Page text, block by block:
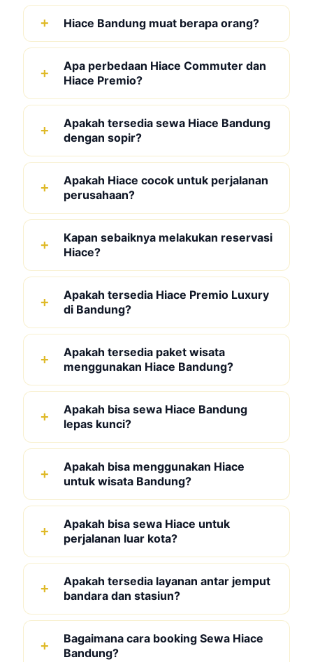
Hiace Bandung muat berapa orang?
Apa perbedaan Hiace Commuter dan
Hiace Premio?
Apakah tersedia sewa Hiace Bandung
dengan sopir?
Apakah Hiace cocok untuk perjalanan
perusahaan?
Kapan sebaiknya melakukan reservasi
Hiace?
Apakah tersedia Hiace Premio Luxury
di Bandung?
Apakah tersedia paket wisata
menggunakan Hiace Bandung?
Apakah bisa sewa Hiace Bandung
lepas kunci?
Apakah bisa menggunakan Hiace
untuk wisata Bandung?
Apakah bisa sewa Hiace untuk
perjalanan luar kota?
Apakah tersedia layanan antar jemput
bandara dan stasiun?
Bagaimana cara booking Sewa Hiace
Bandung?